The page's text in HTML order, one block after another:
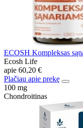
ECOSH Kompleksas
Ecosh Life
apie 60,20 €
Plačiau apie prekę
100 mg
Chondroitinas